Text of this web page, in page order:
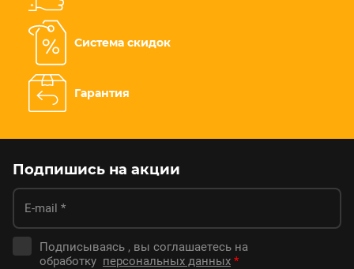
Система скидок
Гарантия
Подпишись на акции
Подписываясь , вы соглашаетесь на
обработку персональных данных *